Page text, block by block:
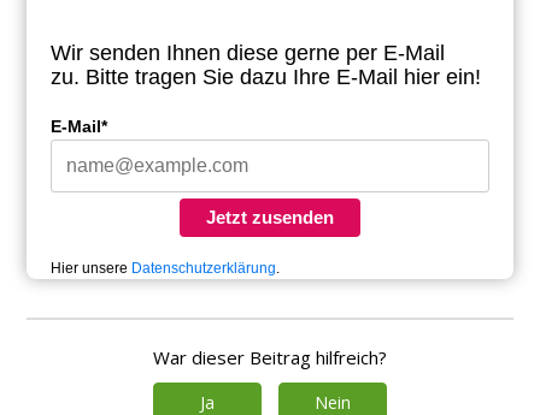
Wir senden Ihnen diese gerne per E-Mail
zu. Bitte tragen Sie dazu Ihre E-Mail hier ein!
E-Mail*
Jetzt zusenden
Hier unsere Datenschutzerklärung.
War dieser Beitrag hilfreich?
Ja Nein